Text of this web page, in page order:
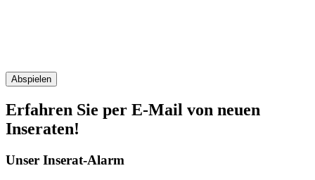
Abspielen
Erfahren Sie per E-Mail von neuen
Inseraten!
Unser Inserat-Alarm